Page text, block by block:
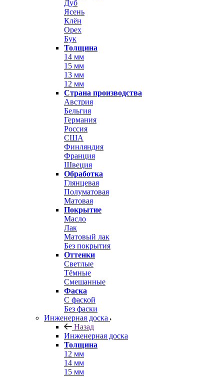
Дуб
Ясень
Клён
Орех
Бук
Толщина
14 мм
15 мм
13 мм
12 мм
Страна производства
Австрия
Бельгия
Германия
Россия
США
Финляндия
Франция
Швеция
Обработка
Глянцевая
Полуматовая
Матовая
Покрытие
Масло
Лак
Матовый лак
Без покрытия
Оттенки
Светлые
Тёмные
Смешанные
Фаска
С фаской
Без фаски
Инженерная доска
Назад
Инженерная доска
Толщина
12 мм
14 мм
15 мм